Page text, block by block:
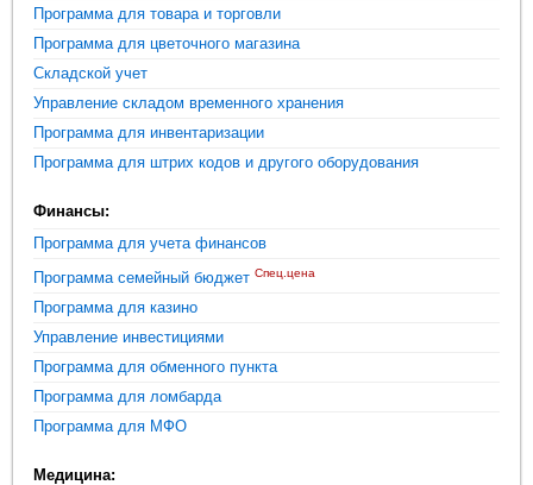
Программа для товара и торговли
Программа для цветочного магазина
Складской учет
Управление складом временного хранения
Программа для инвентаризации
Программа для штрих кодов и другого оборудования
Финансы:
Программа для учета финансов
Программа семейный бюджет Спец.цена
Программа для казино
Управление инвестициями
Программа для обменного пункта
Программа для ломбарда
Программа для МФО
Медицина: